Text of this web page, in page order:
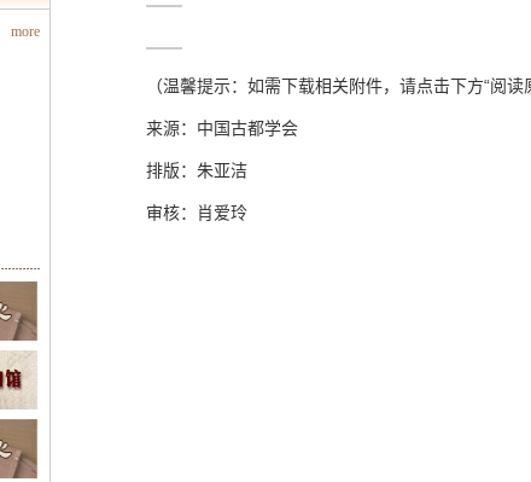
（温馨提示：如需下载相关附件，请点击下方“阅读
来源：中国古都学会
排版：朱亚洁
审核：肖爱玲
more